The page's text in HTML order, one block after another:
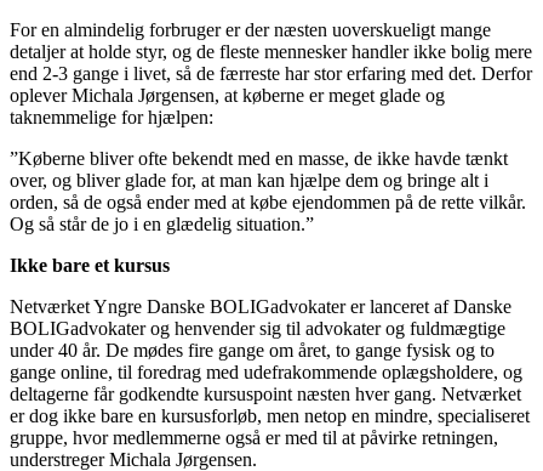
For en almindelig forbruger er der næsten uoverskueligt mange
detaljer at holde styr, og de fleste mennesker handler ikke bolig mere
end 2-3 gange i livet, så de færreste har stor erfaring med det. Derfor
oplever Michala Jørgensen, at køberne er meget glade og
taknemmelige for hjælpen:
”Køberne bliver ofte bekendt med en masse, de ikke havde tænkt
over, og bliver glade for, at man kan hjælpe dem og bringe alt i
orden, så de også ender med at købe ejendommen på de rette vilkår.
Og så står de jo i en glædelig situation.”
Ikke bare et kursus
Netværket Yngre Danske BOLIGadvokater er lanceret af Danske
BOLIGadvokater og henvender sig til advokater og fuldmægtige
under 40 år. De mødes fire gange om året, to gange fysisk og to
gange online, til foredrag med udefrakommende oplægsholdere, og
deltagerne får godkendte kursuspoint næsten hver gang. Netværket
er dog ikke bare en kursusforløb, men netop en mindre, specialiseret
gruppe, hvor medlemmerne også er med til at påvirke retningen,
understreger Michala Jørgensen.